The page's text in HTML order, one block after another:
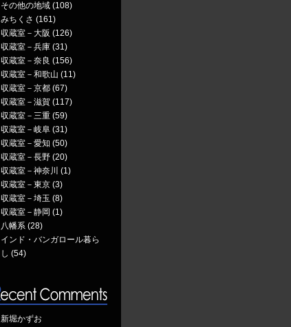
その他の地域 (108)
みちくさ (161)
収蔵室－大阪 (126)
収蔵室－兵庫 (31)
収蔵室－奈良 (156)
収蔵室－和歌山 (11)
収蔵室－京都 (67)
収蔵室－滋賀 (117)
収蔵室－三重 (59)
収蔵室－岐阜 (31)
収蔵室－愛知 (50)
収蔵室－長野 (20)
収蔵室－神奈川 (1)
収蔵室－東京 (3)
収蔵室－埼玉 (8)
収蔵室－静岡 (1)
八幡系 (28)
インド・バンガロール暮ら
し (54)
新堀かずお